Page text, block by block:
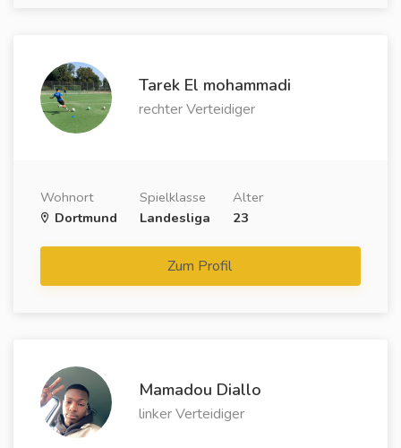
Tarek El mohammadi
rechter Verteidiger
Wohnort
Dortmund
Spielklasse
Landesliga
Alter
23
Zum Profil
Mamadou Diallo
linker Verteidiger